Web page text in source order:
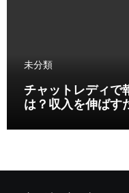
未分類
チャットレディで
は？収入を伸ばす